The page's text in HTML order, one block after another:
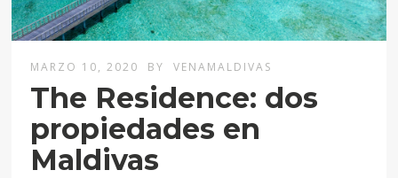
MARZO 10, 2020 BY VENAMALDIVAS
The Residence: dos
propiedades en
Maldivas